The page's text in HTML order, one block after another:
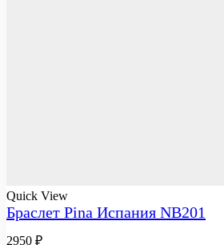
Quick View
Браслет Pina Испания NB201
2950 ₽